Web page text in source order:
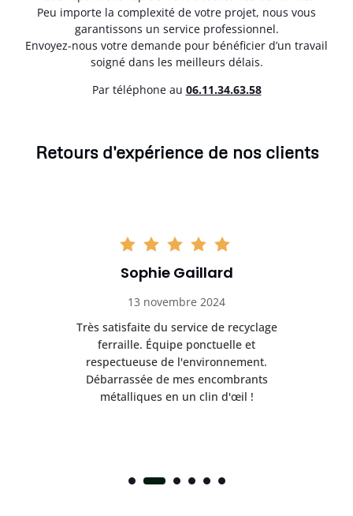
Peu importe la complexité de votre projet, nous vous
garantissons un service professionnel.
Envoyez-nous votre demande pour bénéficier d’un travail
soigné dans les meilleurs délais.
Par téléphone au 06.11.34.63.58
Retours d'expérience de nos clients
Sophie Gaillard
13 novembre 2024
Très satisfaite du service de recyclage
ferraille. Équipe ponctuelle et
respectueuse de l'environnement.
Débarrassée de mes encombrants
métalliques en un clin d'œil !